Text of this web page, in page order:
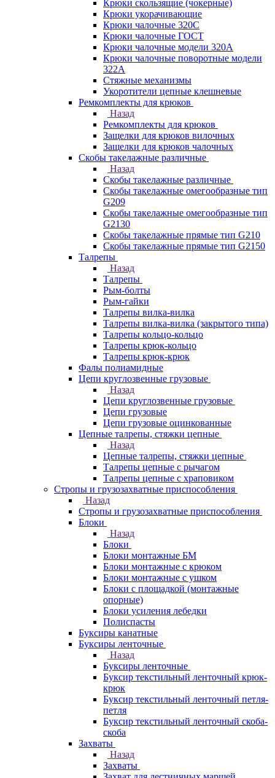
Крюки скользящие (чокерные)
Крюки укорачивающие
Крюки чалочные 320C
Крюки чалочные ГОСТ
Крюки чалочные модели 320А
Крюки чалочные поворотные модели
322А
Стяжные механизмы
Укоротители цепные клешневые
Ремкомплекты для крюков
Назад
Ремкомплекты для крюков
Защелки для крюков вилочных
Защелки для крюков чалочных
Скобы такелажные различные
Назад
Скобы такелажные различные
Скобы такелажные омегообразные тип
G209
Скобы такелажные омегообразные тип
G2130
Скобы такелажные прямые тип G210
Скобы такелажные прямые тип G2150
Талрепы
Назад
Талрепы
Рым-болты
Рым-гайки
Талрепы вилка-вилка
Талрепы вилка-вилка (закрытого типа)
Талрепы кольцо-кольцо
Талрепы крюк-кольцо
Талрепы крюк-крюк
Фалы полиамидные
Цепи круглозвенные грузовые
Назад
Цепи круглозвенные грузовые
Цепи грузовые
Цепи грузовые оцинкованные
Цепные талрепы, стяжки цепные
Назад
Цепные талрепы, стяжки цепные
Талрепы цепные с рычагом
Талрепы цепные с храповиком
Стропы и грузозахватные приспособления
Назад
Стропы и грузозахватные приспособления
Блоки
Назад
Блоки
Блоки монтажные БМ
Блоки монтажные с крюком
Блоки монтажные с ушком
Блоки с площадкой (монтажные
опорные)
Блоки усиления лебедки
Полиспасты
Буксиры канатные
Буксиры ленточные
Назад
Буксиры ленточные
Буксир текстильный ленточный крюк-
крюк
Буксир текстильный ленточный петля-
петля
Буксир текстильный ленточный скоба-
скоба
Захваты
Назад
Захваты